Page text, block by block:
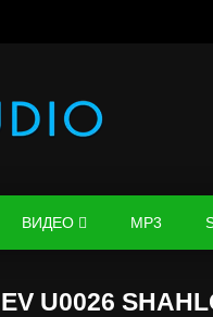
ВИДЕО MP3
U0026